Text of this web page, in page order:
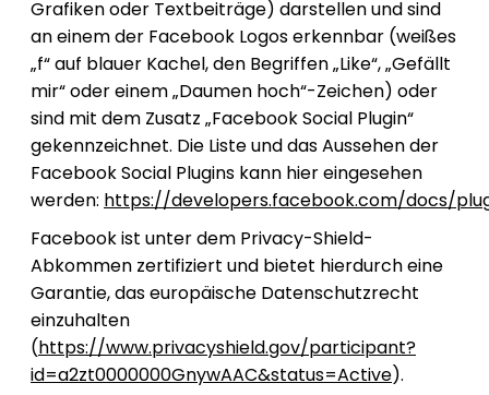
Grafiken oder Textbeiträge) darstellen und sind
an einem der Facebook Logos erkennbar (weißes
„f“ auf blauer Kachel, den Begriffen „Like“, „Gefällt
mir“ oder einem „Daumen hoch“-Zeichen) oder
sind mit dem Zusatz „Facebook Social Plugin“
gekennzeichnet. Die Liste und das Aussehen der
Facebook Social Plugins kann hier eingesehen
werden: https://developers.facebook.com/docs/
Facebook ist unter dem Privacy-Shield-
Abkommen zertifiziert und bietet hierdurch eine
Garantie, das europäische Datenschutzrecht
einzuhalten
(https://www.privacyshield.gov/participant?
id=a2zt0000000GnywAAC&status=Active).